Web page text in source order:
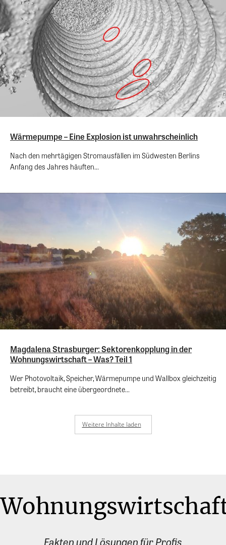
Wärmepumpe – Eine Explosion ist unwahrscheinlich
Nach den mehrtägigen Stromausfällen im Südwesten Berlins
Anfang des Jahres häuften...
Magdalena Strasburger: Sektorenkopplung in der
Wohnungswirtschaft – Was? Teil 1
Wer Photovoltaik, Speicher, Wärmepumpe und Wallbox gleichzeitig
betreibt, braucht eine übergeordnete...
Weitere Inhalte laden
Fakten und Lösungen für Profis